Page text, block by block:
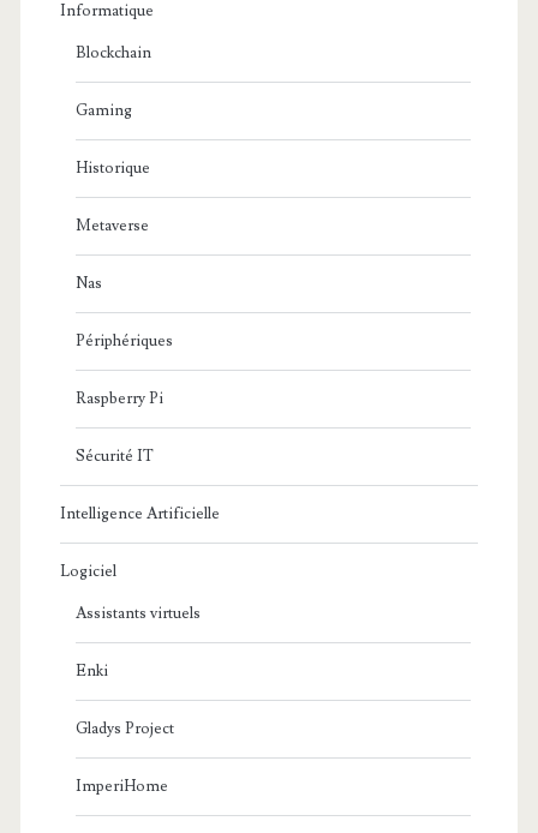
Informatique
Blockchain
Gaming
Historique
Metaverse
Nas
Périphériques
Raspberry Pi
Sécurité IT
Intelligence Artificielle
Logiciel
Assistants virtuels
Enki
Gladys Project
ImperiHome